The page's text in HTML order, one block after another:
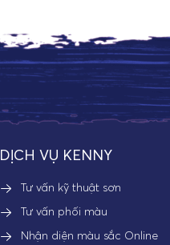
DỊCH VỤ KENNY
Tư vấn kỹ thuật sơn
Tư vấn phối màu
Nhận diện màu sắc Online